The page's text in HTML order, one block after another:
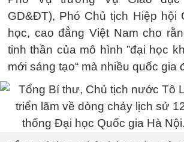
GD&ĐT), Phó Chủ tịch Hiệp hội
học, cao đẳng Việt Nam cho
tinh thần của mô hình ”đại học
mới sáng tạo“ mà nhiều quốc gia